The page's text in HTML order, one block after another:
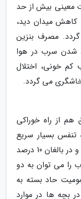
معینی بیش از حد
کاهش میدان دید،
گردد. مصرف بنزین
شدن سرب در هوا
خونی، اختلال
می گردد.
از راه خوراکی
تنفس بسیار سریع
است و از راه گوارش در بچه ها 5 درصد و در بالغان 10 درصد
را می توان به دو
حاد بسته به
بچه ها در موارد